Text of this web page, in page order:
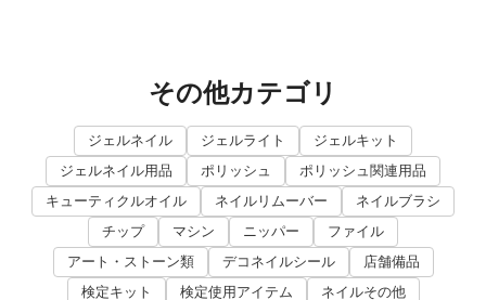
その他カテゴリ
ジェルネイル ジェルライト
ジェルキット
ジェルネイル用品
ポリッシュ
ポリッシュ関連用品
キューティクルオイル
ネイルリムーバー
ネイルブラシ
チップ
マシン ニッパー
ファイル
アート・ストーン類
デコネイルシール
店舗備品
検定キット
検定使用アイテム ネイルその他